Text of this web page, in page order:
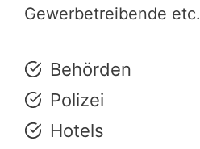
Gewerbetreibende etc.
Behörden
Polizei
Hotels